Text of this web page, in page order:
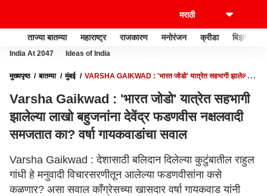
ताज्या बातम्या महाराष्ट्र राजकारण मनोरंजन क्रीडा बिझनेस
India At 2047 Ideas of India
मुख्यपृष्ठ बातम्या मुंबई
VARSHA GAIKWAD : 'भारत जोडो' यात्रेत सहभागी झालेल्या
Varsha Gaikwad : 'भारत जोडो' यात्रेत सहभागी
झालेल्या लाखो बहुजनांना देवेंद्र फडणवीस नक्षलवादी
समजतात का? वर्षा गायकवाडांचा सवाल
Varsha Gaikwad : देशासाठी बलिदान दिलेल्या कुटुंबातील राहुल
गांधी हे मनुवादी विचारसरणीतून आलेल्या फडणवीसांना कसे
कळणार? असा सवाल काँग्रेसच्या खासदार वर्षा गायकवाड यांनी